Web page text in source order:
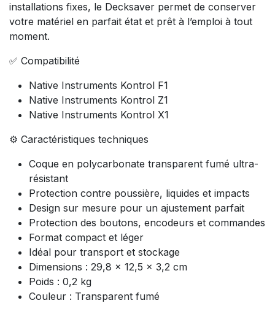
installations fixes, le Decksaver permet de conserver
votre matériel en parfait état et prêt à l’emploi à tout
moment.
✅ Compatibilité
Native Instruments Kontrol F1
Native Instruments Kontrol Z1
Native Instruments Kontrol X1
⚙️ Caractéristiques techniques
Coque en polycarbonate transparent fumé ultra-
résistant
Protection contre poussière, liquides et impacts
Design sur mesure pour un ajustement parfait
Protection des boutons, encodeurs et commandes
Format compact et léger
Idéal pour transport et stockage
Dimensions : 29,8 x 12,5 x 3,2 cm
Poids : 0,2 kg
Couleur : Transparent fumé